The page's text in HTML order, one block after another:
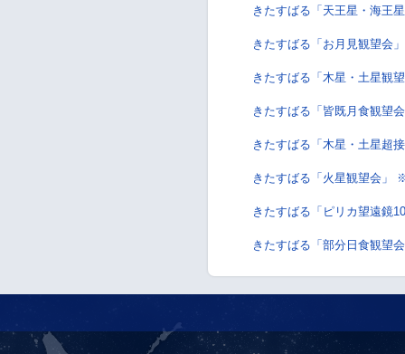
きたすばる「天王星・海王
きたすばる「お月見観望会
きたすばる「木星・土星観
きたすばる「皆既月食観望
きたすばる「木星・土星超
きたすばる「火星観望会」
きたすばる「ピリカ望遠鏡
きたすばる「部分日食観望